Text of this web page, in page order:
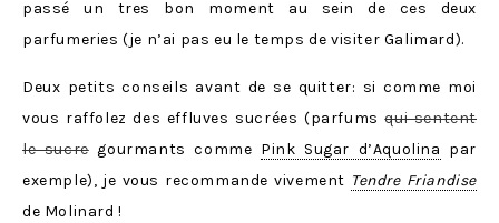
passé un tres bon moment au sein de ces deux
parfumeries (je n’ai pas eu le temps de visiter Galimard).
Deux petits conseils avant de se quitter: si comme moi
vous raffolez des effluves sucrées (parfumsqui sentent
le sucregourmants comme Pink Sugar d’Aquolina par
exemple), je vous recommande vivement Tendre Friandise
de Molinard !